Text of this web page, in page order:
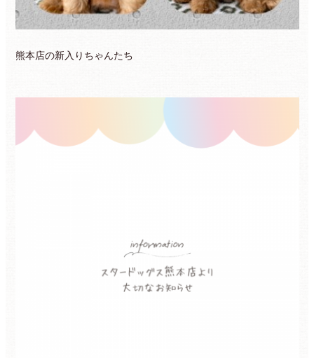
熊本店の新入りちゃんたち